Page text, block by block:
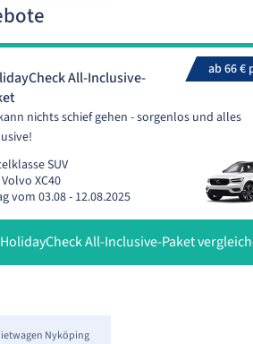
ab 66 €
All-Inclusive-
nichts schief gehen - sorgenlos und alles
SUV
XC40
vom 03.08 - 12.08.2025
HolidayCheck All-Inclusive-Paket
Nyköping